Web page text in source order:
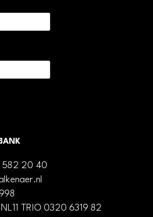
582 20 40
TRIO 0320 6319 82